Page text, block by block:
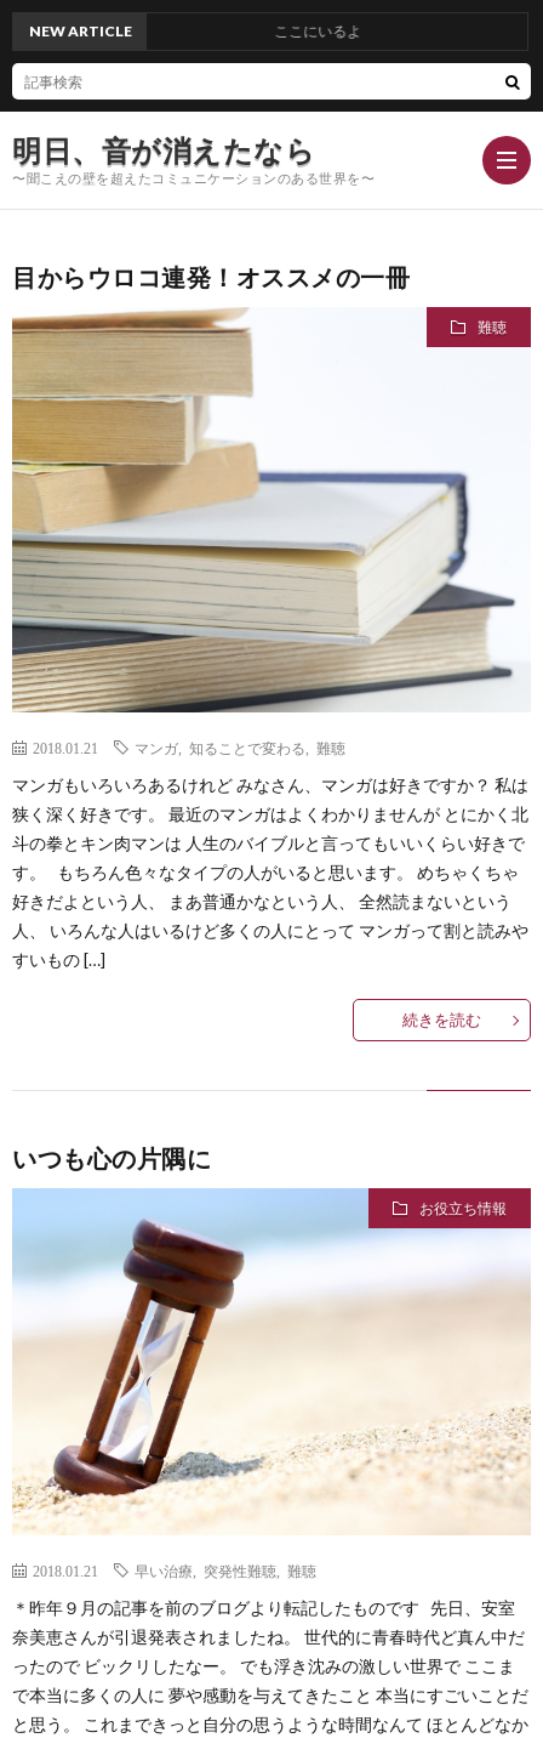
明日、音が消えたなら
〜聞こえの壁を超えたコミュニケーションのある世界を〜
NEW ARTICLE ここにいるよ
目からウロコ連発！オススメの一冊
難聴
2018.01.21 マンガ 知ることで変わる 難聴
マンガもいろいろあるけれど みなさん、マンガは好きですか？ 私は
狭く深く好きです。 最近のマンガはよくわかりませんが とにかく北
斗の拳とキン肉マンは 人生のバイブルと言ってもいいくらい好きで
す。 もちろん色々なタイプの人がいると思います。 めちゃくちゃ
好きだよという人、 まあ普通かなという人、 全然読まないという
人、 いろんな人はいるけど多くの人にとって マンガって割と読みや
すいもの […]
続きを読む
いつも心の片隅に
お役立ち情報
2018.01.21 早い治療 突発性難聴 難聴
＊昨年９月の記事を前のブログより転記したものです 先日、安室
奈美恵さんが引退発表されましたね。 世代的に青春時代ど真ん中だ
ったので ビックリしたなー。 でも浮き沈みの激しい世界で ここま
で本当に多くの人に 夢や感動を与えてきたこと 本当にすごいことだ
と思う。 これまできっと自分の思うような時間なんて ほとんどなか